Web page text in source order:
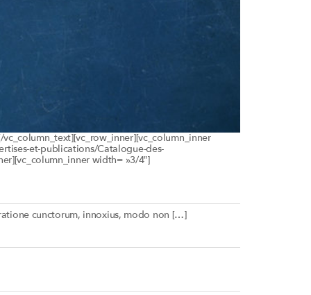
et-publications/Catalogue-des-
width= »3/4″]
cunctorum, innoxius, modo non […]